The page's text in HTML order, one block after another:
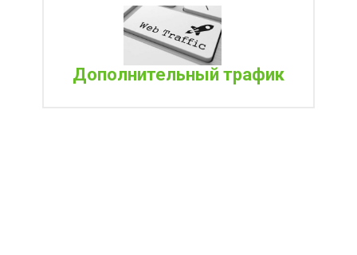
Дополнительный трафик